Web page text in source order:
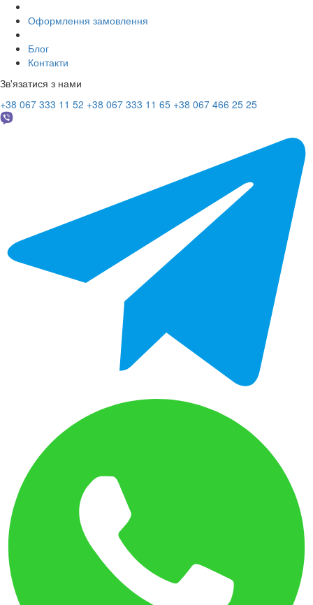
Оформлення замовлення
Блог
Контакти
Зв'язатися з нами
+38 067 333 11 52 +38 067 333 11 65 +38 067 466 25 25